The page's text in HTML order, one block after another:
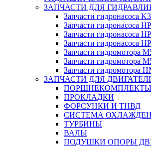
ЗАПЧАСТИ ДЛЯ
Запчасти гидронасоса
Запчасти гидронасоса
Запчасти гидронасоса
Запчасти гидронасоса
Запчасти гидромотора
Запчасти гидромотора
Запчасти гидромотора
ЗАПЧАСТИ ДЛЯ
ПОРШНЕКОМПЛЕКТЫ
ПРОКЛАДКИ
ФОРСУНКИ И ТНВД
СИСТЕМА
ТУРБИНЫ
ВАЛЫ
ПОДУШКИ ОПОРЫ